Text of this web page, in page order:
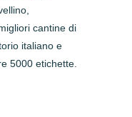
cantine di
italiano e
5000 etichette.